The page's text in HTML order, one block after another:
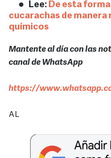
Lee: De esta
cucarachas de manera
químicos
Mantente al día con las
canal de WhatsApp
https://
AL